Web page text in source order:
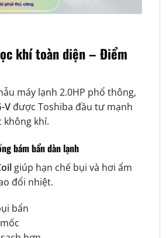
khí toàn diện – Điểm
máy lạnh 2.0HP phổ thông,
Vđược Toshiba đầu tư mạnh
không khí.
bám bẩn dàn lạnh
giúp hạn chế bụi và hơi ẩm
đổi nhiệt.
bẩn